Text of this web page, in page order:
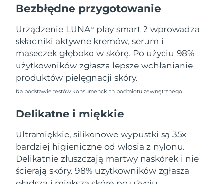
Bezbłędne przygotowanie
Urządzenie LUNATM
play smart 2 wprowadza
składniki aktywne kremów, serum i
maseczek głęboko w skórę. Po użyciu 98%
użytkowników zgłasza lepsze wchłanianie
produktów pielęgnacji skóry.
Na podstawie testów konsumenckich podmiotu zewnętrznego
Delikatne i miękkie
Ultramiękkie, silikonowe wypustki są 35x
bardziej higieniczne od włosia z nylonu.
Delikatnie złuszczają martwy naskórek i nie
ścierają skóry. 98% użytkowników zgłasza
Oczekiwany czas dostawy
Reunion
Oczekiwany czas dostawy
14/08/2026
Rumunia
Oczekiwany czas dostawy
Arabia Saudyjska
Oczekiwany czas dostawy
10/08/2026
Singapur
Oczekiwany czas dostawy
11/08/2026